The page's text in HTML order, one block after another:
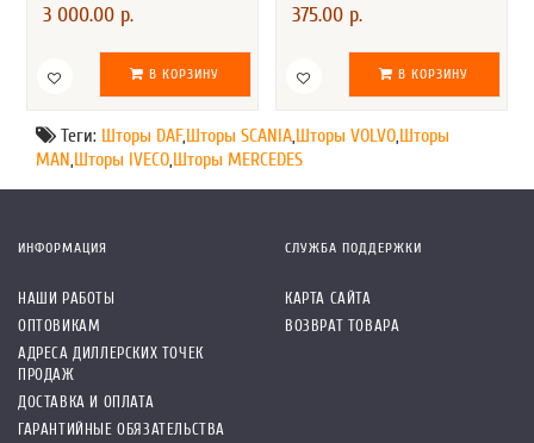
3 000.00 р.
В КОРЗИНУ
375.00 р.
В КОРЗИНУ
Теги: Шторы DAF,Шторы SCANIA Шторы VOLVO Шторы
MAN Шторы IVECO Шторы MERCEDES
ИНФОРМАЦИЯ
НАШИ РАБОТЫ
ОПТОВИКАМ
АДРЕСА ДИЛЛЕРСКИХ ТОЧЕК
ПРОДАЖ
ДОСТАВКА И ОПЛАТА
ГАРАНТИЙНЫЕ ОБЯЗАТЕЛЬСТВА
СЛУЖБА ПОДДЕРЖКИ
КАРТА САЙТА
ВОЗВРАТ ТОВАРА